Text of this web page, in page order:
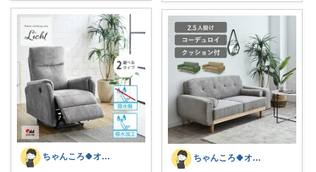
ちゃんころ🍀オリ写/インテリア/キッズ ちゃんころ🍀オリ写/インテリア/キッズ